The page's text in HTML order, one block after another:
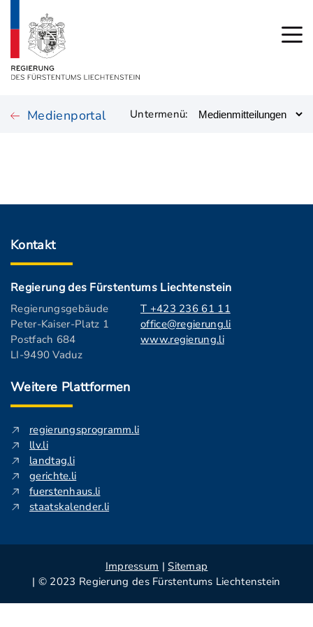
Medienportal Untermenü:
Kontakt
Regierung des Fürstentums Liechtenstein
Regierungsgebäude
Peter-Kaiser-Platz 1
Postfach 684
LI-9490 Vaduz
T +423 236 61 11
office@regierung.li
www.regierung.li
Weitere Plattformen
regierungsprogramm.li
llv.li
landtag.li
gerichte.li
fuerstenhaus.li
staatskalender.li
Impressum | Sitemap
| © 2023 Regierung des Fürstentums Liechtenstein